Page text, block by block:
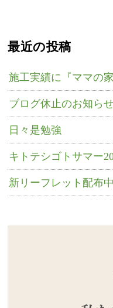
最近の投稿
施工実績に『ママの
ブログ休止のお知らせ
日々是勉強
キトテシゴトサマー
新リーフレット配布中